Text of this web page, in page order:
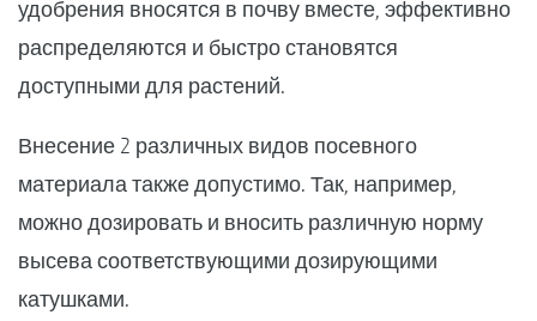
удобрения вносятся в почву вместе, эффективно
распределяются и быстро становятся
доступными для растений.
Внесение 2 различных видов посевного
материала также допустимо. Так, например,
можно дозировать и вносить различную норму
высева соответствующими дозирующими
катушками.